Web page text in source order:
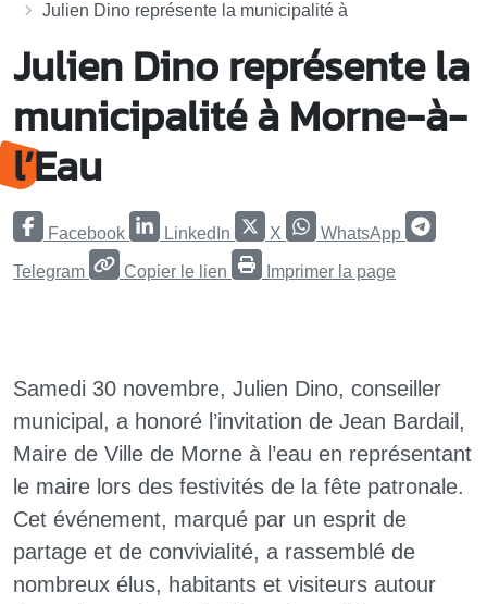
Julien Dino représente la municipalité à
Julien Dino représente la
municipalité à Morne-à-
l’Eau
Facebook LinkedIn X WhatsApp
Telegram Copier le lien Imprimer la page
Samedi 30 novembre, Julien Dino, conseiller
municipal, a honoré l’invitation de Jean Bardail,
Maire de Ville de Morne à l’eau en représentant
le maire lors des festivités de la fête patronale.
Cet événement, marqué par un esprit de
partage et de convivialité, a rassemblé de
nombreux élus, habitants et visiteurs autour